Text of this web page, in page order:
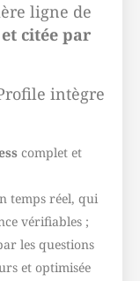
ligne de
citée par
intègre
complet et
temps réel, qui
vérifiables ;
les questions
et optimisée